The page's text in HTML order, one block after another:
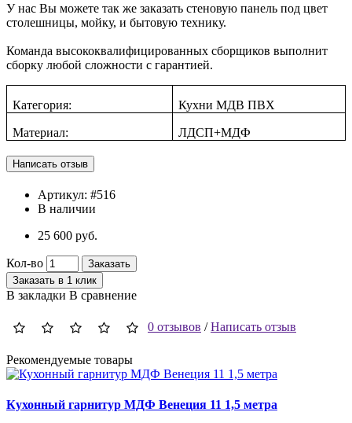
У нас Вы можете так же заказать стеновую панель под цвет
столешницы, мойку, и бытовую технику.
Команда высококвалифицированных сборщиков выполнит
сборку любой сложности с гарантией.
Категория: Кухни МДВ ПВХ
Материал: ЛДСП+МДФ
Артикул: #516
В наличии
25 600 руб.
Кол-во
Заказать
Заказать в 1 клик
В закладки В сравнение
0 отзывов /Написать отзыв
Рекомендуемые товары
Кухонный гарнитур МДФ Венеция 11 1,5 метра